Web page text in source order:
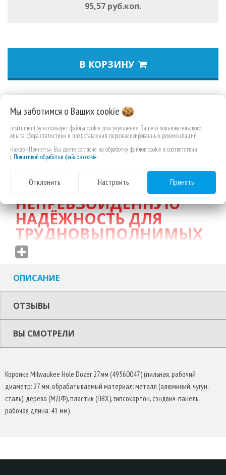
95,57 руб.коп.
В КОРЗИНУ
ВЫСОКОПРОИЗВОДИТЕ
ЛЬНЫЕ
БИМЕТАЛЛИЧЕСКИЕ
КОРОНКИHOLE
ОБЕСПЕЧИВАЮ
НЕПРЕВЗОЙДЕННУЮ
НАДЁЖНОСТЬ ДЛЯ
ТРУДНОВЫПОЛНИМЫХ
ЗАДАЧ.
ПРИМЕНЕНИЕ
Данные высококачественные коронки идеально подходят для
резки практически всех материалов:
Сталь с моментом прочности до 1000 Н/мм2
– Нержавеющая сталь и кислотостойкая сталь
– Дерево
– МДФ
– Гипсокартон
– Сендвич материалы
ОПИСАНИЕ
ОТЗЫВЫ
ВЫ СМОТРЕЛИ
Коронка Milwaukee Hole Dozer 27мм (49560047) (пильная, рабочий
диаметр: 27 мм, обрабатываемый материал: металл (алюминий, чугун,
сталь), дерево (МДФ), пластик (ПВХ), гипсокартон, сэндвич-панель,
рабочая длина: 41 мм)
Мы заботимся о Вашихcookie
instrument.by использует файлы cookie для улучшения Вашего пользовательского
опыта, сбора статистики и представления персонализированных рекомендаций.
Нажав «Принять», Вы даете согласие на обработку файлов cookie в соответствии
с Политикой обработки файлов cookie.
Отклонить Настроить Принять